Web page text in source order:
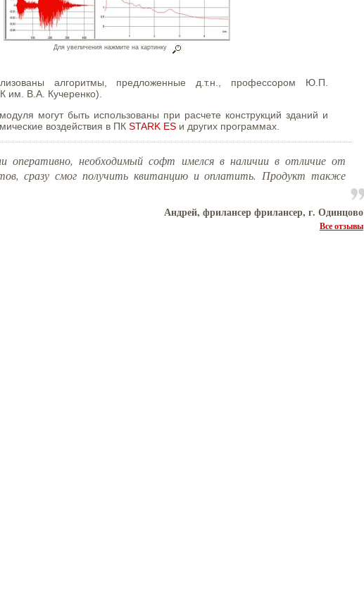
Для увеличения нажмите на картинку
алгоритмы, предложенные д.т.н., профессором Ю.П.
В.А. Кучеренко).
могут быть использованы при расчете конструкций зданий и
воздействия в ПК STARK ES и других программах.
оперативно, необходимый софт имелся в наличии в отличие от
сразу смог получить квитанцию и оплатить. Продукт также
Андрей, фрилансер фрилансер, г. Одинцово
Все отзывы